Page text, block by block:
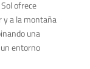
ofrece
y a la montaña
una
entorno